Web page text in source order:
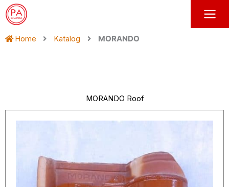
Skip
to
Home
Katalog MORANDO
MORANDO Roof